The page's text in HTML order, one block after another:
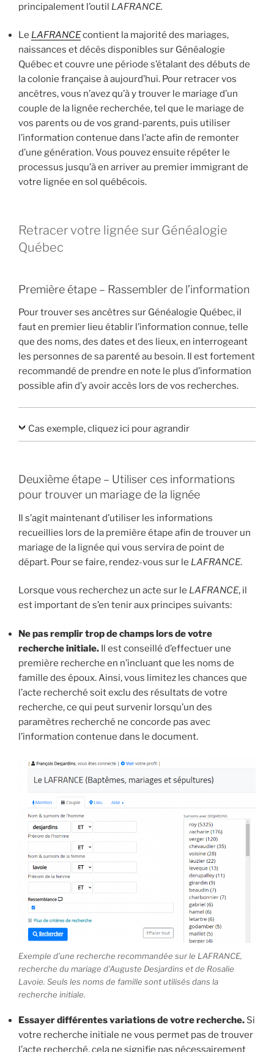
principalement l’outil LAFRANCE.
Le LAFRANCEcontient la majorité des mariages,
naissances et décès disponibles sur Généalogie
Québec et couvre une période s’étalant des débuts de
la colonie française à aujourd’hui. Pour retracer vos
ancêtres, vous n’avez qu’à y trouver le mariage d’un
couple de la lignée recherchée, tel que le mariage de
vos parents ou de vos grand-parents, puis utiliser
l’information contenue dans l’acte afin de remonter
d’une génération. Vous pouvez ensuite répéter le
processus jusqu’à en arriver au premier immigrant de
votre lignée en sol québécois.
Retracer votre lignée sur Généalogie
Québec
Première étape – Rassembler de l’information
Pour trouver ses ancêtres sur Généalogie Québec, il
faut en premier lieu établir l’information connue, telle
que des noms, des dates et des lieux, en interrogeant
les personnes de sa parenté au besoin. Il est fortement
recommandé de prendre en note le plus d’information
possible afin d’y avoir accès lors de vos recherches.
Cas exemple, cliquez ici pour agrandir
Deuxième étape – Utiliser ces informations
pour trouver un mariage de la lignée
Il s’agit maintenant d’utiliser les informations
recueillies lors de la première étape afin de trouver un
mariage de la lignée qui vous servira de point de
départ. Pour se faire, rendez-vous sur le LAFRANCE.
Lorsque vous recherchez un acte sur le LAFRANCE, il
est important de s’en tenir aux principes suivants:
Ne pas remplir trop de champs lors de votre
recherche initiale. Il est conseillé d’effectuer une
première recherche en n’incluant que les noms de
famille des époux. Ainsi, vous limitez les chances que
l’acte recherché soit exclu des résultats de votre
recherche, ce qui peut survenir lorsqu’un des
paramètres recherché ne concorde pas avec
l’information contenue dans le document.
Exemple d’une recherche recommandée sur le LAFRANCE,
recherche du mariage d’Auguste Desjardins et de Rosalie
Lavoie. Seuls les noms de famille sont utilisés dans la
recherche initiale.
Essayer différentes variations de votre recherche. Si
votre recherche initiale ne vous permet pas de trouver
l’acte recherché, cela ne signifie pas nécessairement